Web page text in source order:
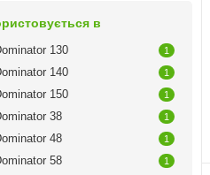
в
130 1
140 1
150 1
38 1
48 1
58 1